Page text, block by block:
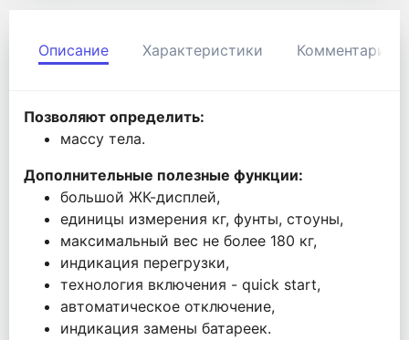
Описание Характеристики Комментарии
Позволяют определить:
массу тела.
Дополнительные полезные функции:
большой ЖК-дисплей,
единицы измерения кг, фунты, стоуны,
максимальный вес не более 180 кг,
индикация перегрузки,
технология включения - quick start,
автоматическое отключение,
индикация замены батареек.